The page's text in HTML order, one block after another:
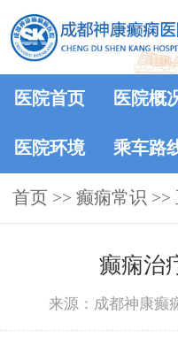
医院首页 医院概
医院环境 乘车路
首页 >> 癫痫常识 >>
癫痫治
来源：成都神康癫